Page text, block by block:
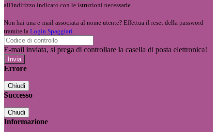
all'indirizzo indicato con le istruzioni necessarie.
Non hai una e-mail associata al nome utente? Effettua il reset della password
tramite la Login Spaggiari
E-mail inviata, si prega di controllare la casella di posta elettronica!
Errore
Chiudi
Successo
Chiudi
Informazione